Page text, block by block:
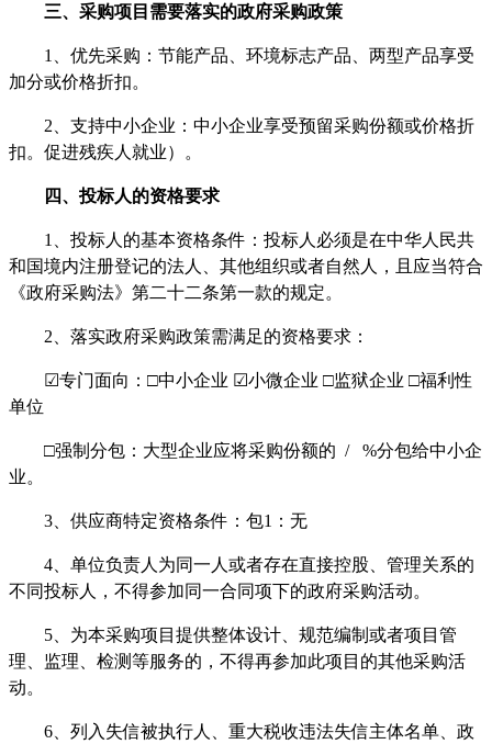
三、采购项目需要落实的政府采购政策
1、优先采购：节能产品、环境标志产品、两型产品享受
加分或价格折扣。
2、支持中小企业：中小企业享受预留采购份额或价格折
扣。促进残疾人就业）。
四、投标人的资格要求
1、投标人的基本资格条件：投标人必须是在中华人民共
和国境内注册登记的法人、其他组织或者自然人，且应当符合
《政府采购法》第二十二条第一款的规定。
2、落实政府采购政策需满足的资格要求：
☑专门面向：□中小企业 ☑小微企业 □监狱企业 □福利性
单位
□强制分包：大型企业应将采购份额的 / %分包给中小企
业。
3、供应商特定资格条件：包1：无
4、单位负责人为同一人或者存在直接控股、管理关系的
不同投标人，不得参加同一合同项下的政府采购活动。
5、为本采购项目提供整体设计、规范编制或者项目管
理、监理、检测等服务的，不得再参加此项目的其他采购活
动。
6、列入失信被执行人、重大税收违法失信主体名单、政